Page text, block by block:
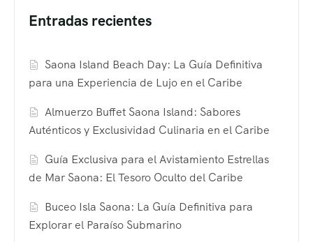
Entradas recientes
Saona Island Beach Day: La Guía Definitiva
para una Experiencia de Lujo en el Caribe
Almuerzo Buffet Saona Island: Sabores
Auténticos y Exclusividad Culinaria en el Caribe
Guía Exclusiva para el Avistamiento Estrellas
de Mar Saona: El Tesoro Oculto del Caribe
Buceo Isla Saona: La Guía Definitiva para
Explorar el Paraíso Submarino